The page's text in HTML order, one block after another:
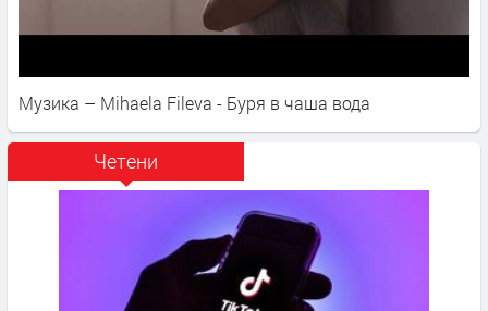
Музика – Mihaela Fileva - Буря в чаша вода
Четени